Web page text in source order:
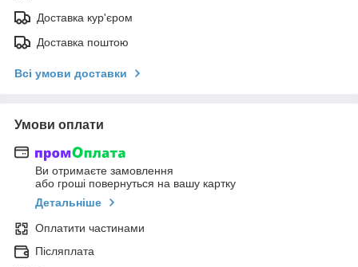
Доставка кур'єром
Доставка поштою
Всі умови доставки
Умови оплати
Ви отримаєте замовлення
або гроші повернуться на вашу картку
Детальніше
Оплатити частинами
Післяплата